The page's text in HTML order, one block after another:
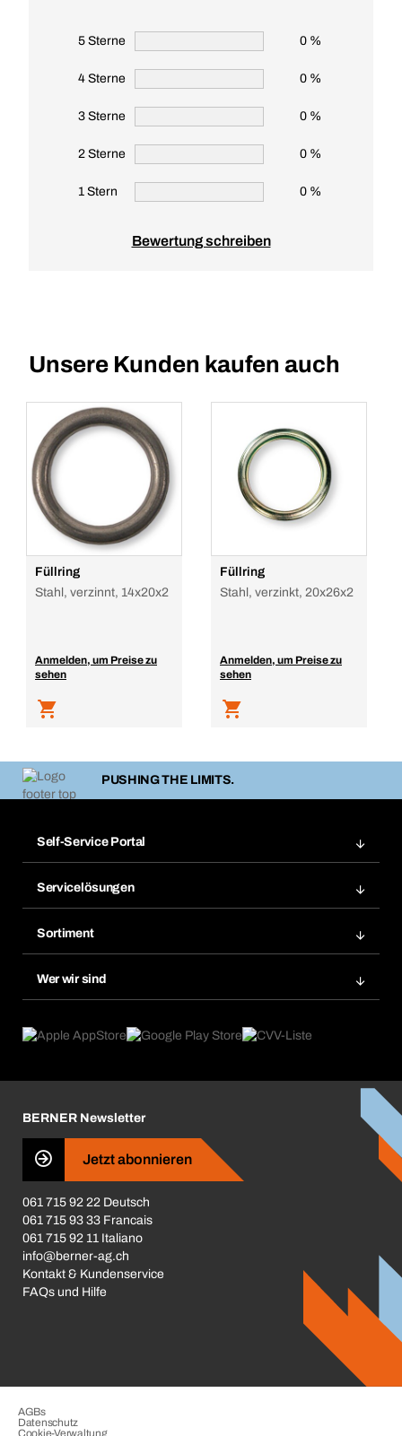
5 Sterne 0 %
4 Sterne 0 %
3 Sterne 0 %
2 Sterne 0 %
1 Stern 0 %
Bewertung schreiben
Unsere Kunden kaufen auch
Füllring
Stahl, verzinnt, 14x20x2
Anmelden, um Preise zu
sehen
Füllring
Stahl, verzinkt, 20x26x2
Anmelden, um Preise zu
sehen
PUSHING THE LIMITS.
Self-Service Portal
Merklisten
Nachbestellung
Dauerauftrag
Servicelösungen
Gefahrenstoffdatenbank
eProcurement
Produktfinder
Sortiment
Wer wir sind
Was uns antreibt
Business Conduct
BERNER Newsletter
Jetzt abonnieren
061 715 92 22 Deutsch
061 715 93 33 Francais
061 715 92 11 Italiano
info@berner-ag.ch
Kontakt & Kundenservice
FAQs und Hilfe
AGBs
Datenschutz
Cookie-Verwaltung